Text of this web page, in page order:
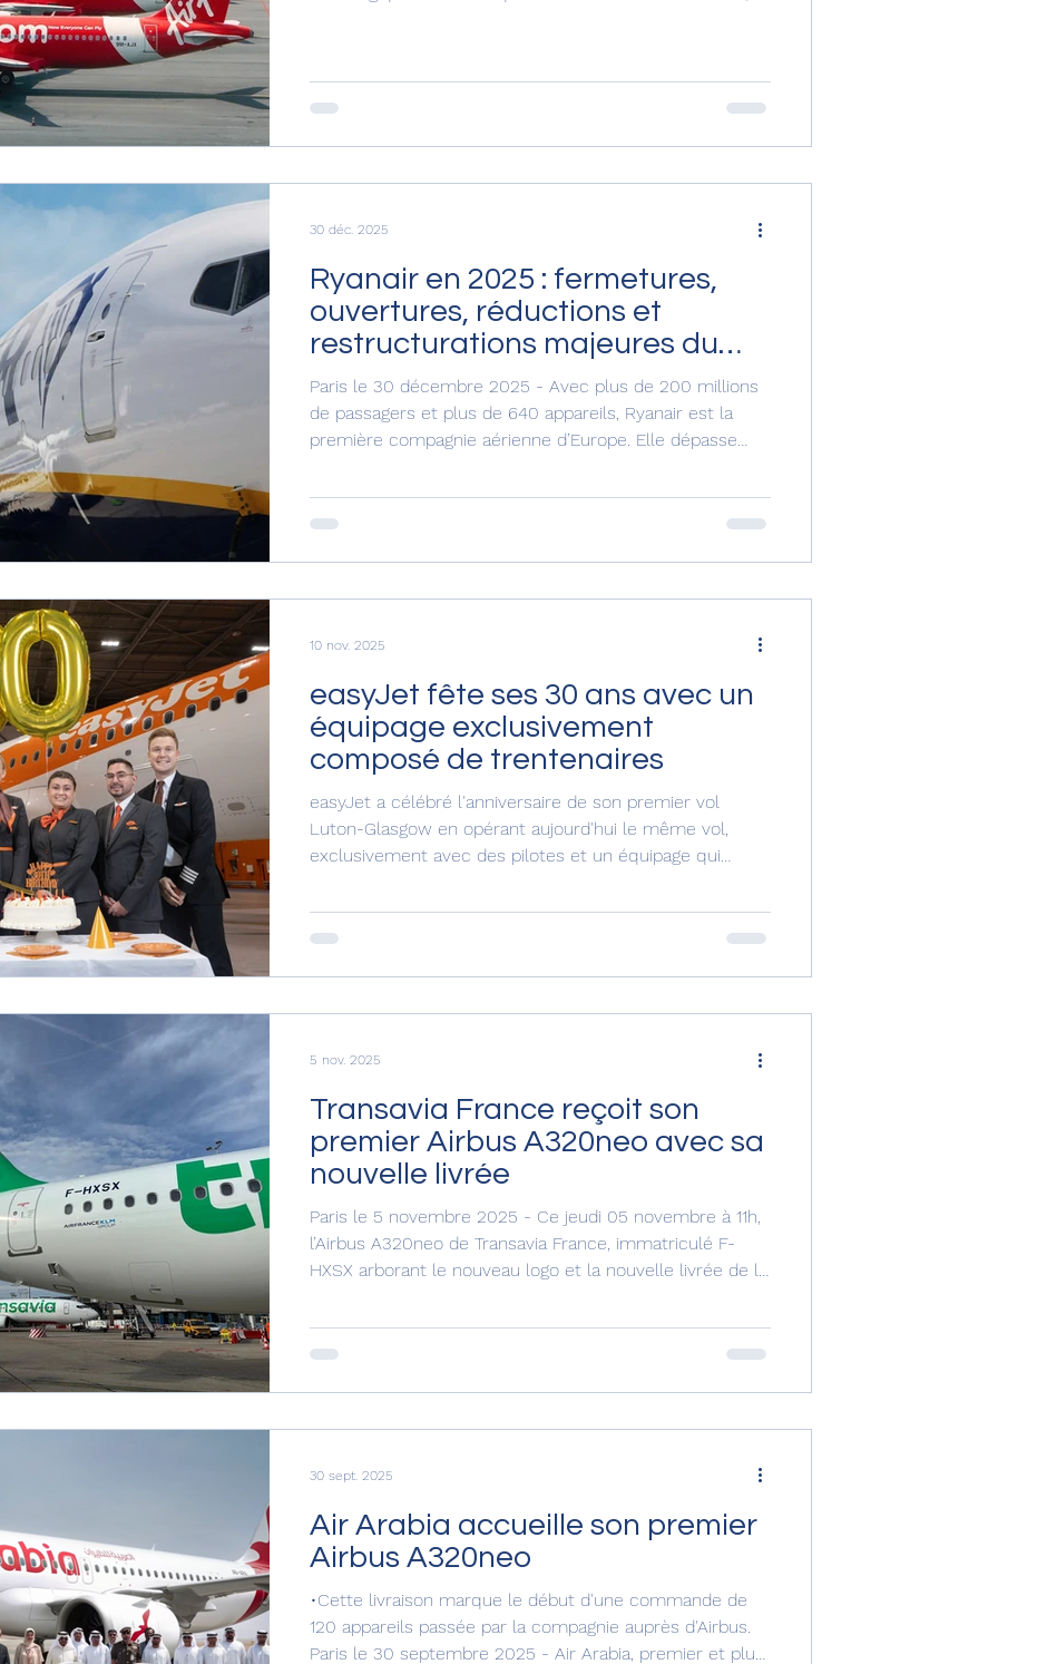
traditionnelles, dites legacy ou full service, qui misent
courrier. Ensemble, avec quelques
Ryanair en 2025 : fermetures,
ouvertures, réductions et
restructurations majeures du
réseau.
Paris le 30 décembre 2025 - Avec plus de 200 millions
de passagers et plus de 640 appareils, Ryanair est la
première compagnie aérienne d’Europe. Elle dépasse
Lufthansa Group, IAG, et Air France–KLM. En 2025,
Ryanair a poursuivi sa stratégie de croissance en Europe
et la fiscalité locale. L’année a été marquée par l’ann
30 déc. 2025
easyJet fête ses 30 ans avec un
équipage exclusivement
composé de trentenaires
easyJet a célébré l'anniversaire de son premier vol
Luton-Glasgow en opérant aujourd'hui le même vol,
exclusivement avec des pilotes et un équipage qui
10 nov. 2025
Transavia France reçoit son
premier Airbus A320neo avec sa
nouvelle livrée
Paris le 5 novembre 2025 - Ce jeudi 05 novembre à 11h,
l’Airbus A320neo de Transavia France, immatriculé F-
HXSX arborant le nouveau logo et la nouvelle livrée de la
provenance de Toulouse a effectué son vol de livraison
jusqu’à la base principale de la filiale low-cost du Groupe
et des média
5 nov. 2025
Air Arabia accueille son premier
Airbus A320neo
•Cette livraison marque le début d'une commande de
120 appareils passée par la compagnie auprès d'Airbus.
Paris le 30 septembre 2025 - Air Arabia, premier et plus
30 sept. 2025